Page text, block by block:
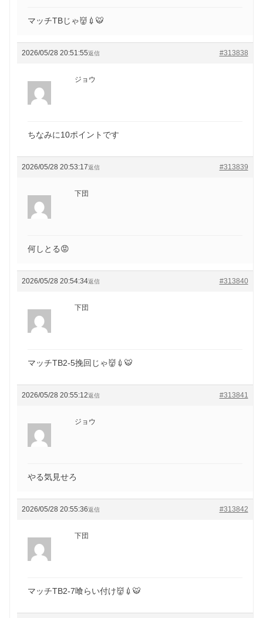
マッチTBじゃ👹💉🐯
2026/05/28 20:51:55 #313838
返信
ジョウ
ちなみに10ポイントです
2026/05/28 20:53:17 #313839
返信
下団
何しとる😡
2026/05/28 20:54:34 #313840
返信
下団
マッチTB2-5挽回じゃ👹💉🐯
2026/05/28 20:55:12 #313841
返信
ジョウ
やる気見せろ
2026/05/28 20:55:36 #313842
返信
下団
マッチTB2-7喰らい付け👹💉🐯